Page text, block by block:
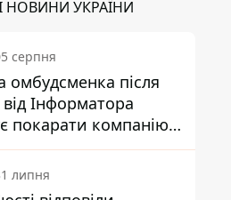
НОВИНИ УКРАЇНИ
серпня
омбудсменка після
Інформатора
покарати компанію-
ПриватБанку
липня